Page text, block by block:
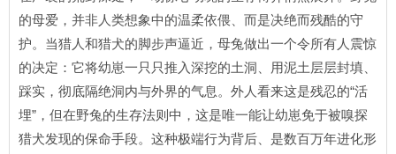
的母爱，并非人类想象中的温柔依偎、而是决绝而残酷的守
护。当猎人和猎犬的脚步声逼近，母兔做出一个令所有人震惊
的决定：它将幼崽一只只推入深挖的土洞、用泥土层层封填、
踩实，彻底隔绝洞内与外界的气息。外人看来这是残忍的“活
埋”，但在野兔的生存法则中，这是唯一能让幼崽免于被嗅探
猎犬发现的保命手段。这种极端行为背后、是数百万年进化形